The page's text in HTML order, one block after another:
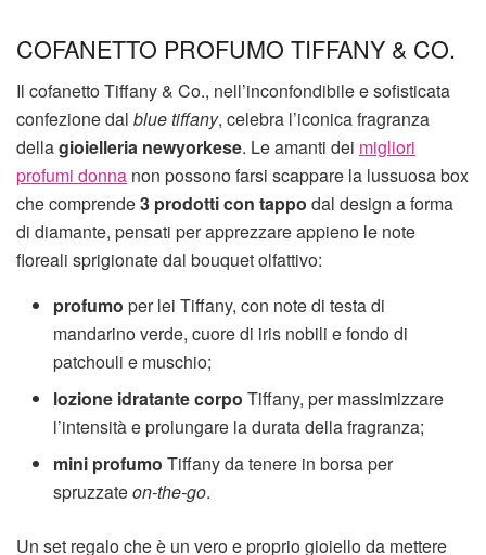
COFANETTO PROFUMO TIFFANY & CO.
Il cofanetto Tiffany & Co., nell’inconfondibile e sofisticata
confezione dal blue tiffany, celebra l’iconica fragranza
dellagioielleria newyorkese. Le amanti dei migliori
profumi donna non possono farsi scappare la lussuosa box
che comprende3 prodotti con tappo dal design a forma
di diamante, pensati per apprezzare appieno le note
floreali sprigionate dal bouquet olfattivo:
profumo per lei Tiffany, con note di testa di
mandarino verde, cuore di iris nobili e fondo di
patchouli e muschio;
lozione idratante corpo Tiffany, per massimizzare
l’intensità e prolungare la durata della fragranza;
mini profumo Tiffany da tenere in borsa per
spruzzateon-the-go.
Un set regalo che è un vero e proprio gioiello da mettere